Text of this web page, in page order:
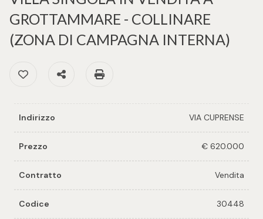
GROTTAMMARE - COLLINARE
(ZONA DI CAMPAGNA INTERNA)
Preferiti: Cod. 30448
Condividi
Indirizzo VIA CUPRENSE
Prezzo € 620.000
Contratto Vendita
Codice 30448
Richiedi
immobile
vendi il
immobile
Contattaci
Provincia
Comune
-